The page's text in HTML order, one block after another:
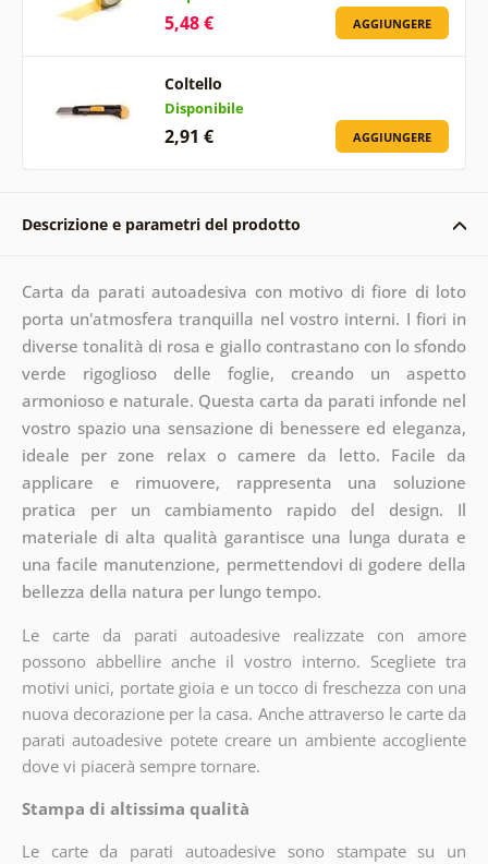
5,48 € AGGIUNGERE
Coltello
Disponibile
2,91 € AGGIUNGERE
Descrizione e parametri del prodotto
Carta da parati autoadesiva con motivo di fiore di loto
porta un'atmosfera tranquilla nel vostro interni. I fiori in
diverse tonalità di rosa e giallo contrastano con lo sfondo
verde rigoglioso delle foglie, creando un aspetto
armonioso e naturale. Questa carta da parati infonde nel
vostro spazio una sensazione di benessere ed eleganza,
ideale per zone relax o camere da letto. Facile da
applicare e rimuovere, rappresenta una soluzione
pratica per un cambiamento rapido del design. Il
materiale di alta qualità garantisce una lunga durata e
una facile manutenzione, permettendovi di godere della
bellezza della natura per lungo tempo.
Le carte da parati autoadesive realizzate con amore
possono abbellire anche il vostro interno. Scegliete tra
motivi unici, portate gioia e un tocco di freschezza con una
nuova decorazione per la casa. Anche attraverso le carte da
parati autoadesive potete creare un ambiente accogliente
dove vi piacerà sempre tornare.
Stampa di altissima qualità
Le carte da parati autoadesive sono stampate su un